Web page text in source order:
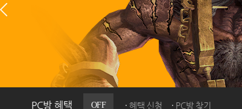
PC방 혜택 OFF 혜택 신청 PC방 찾기
히스토리
PC방으로간다
세부가이드
통합보급센터